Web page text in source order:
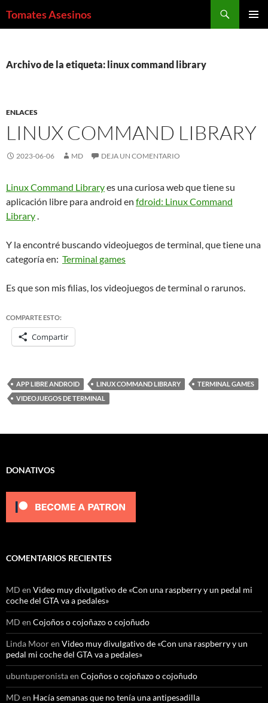
Tomates Asesinos
Archivo de la etiqueta: linux command library
ENLACES
LINUX COMMAND LIBRARY
2023-06-06 MD DEJA UN COMENTARIO
Linux Command Libraryes una curiosa web que tiene su
aplicación libre para android en fdroid: Linux Command
Library.
Y la encontré buscando videojuegos de terminal, que tiene una
categoría en: Terminal games
Es que son mis filias, los videojuegos de terminal o rarunos.
COMPARTE ESTO:
Compartir
APP LIBRE ANDROID LINUX COMMAND LIBRARY
TERMINAL GAMES
VIDEOJUEGOS DE TERMINAL
DONATIVOS
COMENTARIOS RECIENTES
MD en Video muy divulgativo de «Con una raspberry y un pedal mi
coche del GTA va a pedales»
MD en Cojoños o cojoñazo o cojoñudo
Linda Mooren Video muy divulgativo de «Con una raspberry y un
pedal mi coche del GTA va a pedales»
ubuntuperonistaen Cojoños o cojoñazo o cojoñudo
MD en Hacía semanas que no tenía una antipesadilla